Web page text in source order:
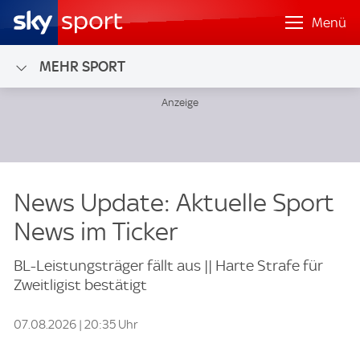
Menü
MEHR SPORT
News Update: Aktuelle Sport
News im Ticker
BL-Leistungsträger fällt aus || Harte Strafe für
Zweitligist bestätigt
07.08.2026 | 20:35 Uhr